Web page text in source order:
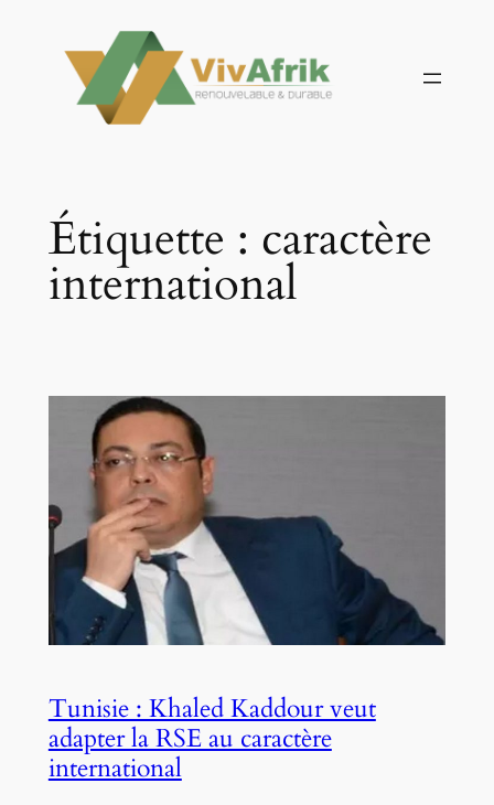
contenu
Étiquette : caractère
international
Tunisie : Khaled Kaddour veut
adapter la RSE au caractère
international